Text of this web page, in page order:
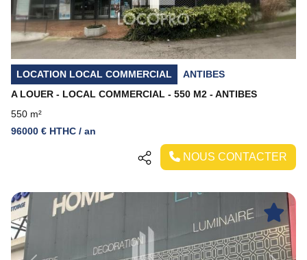
LOCATION LOCAL COMMERCIAL
ANTIBES
A LOUER - LOCAL COMMERCIAL - 550 M2 - ANTIBES
550 m²
96000 € HTHC / an
NOUS CONTACTER